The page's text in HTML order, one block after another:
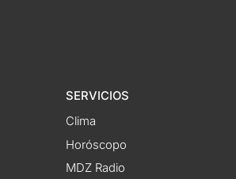
SERVICIOS
Clima
Horóscopo
MDZ Radio